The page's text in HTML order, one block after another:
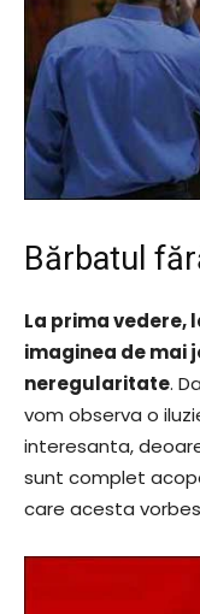
Bărbatul
La prima vedere,
imaginea de mai
neregularitate.
vom observa o
interesanta,
sunt complet
care acesta